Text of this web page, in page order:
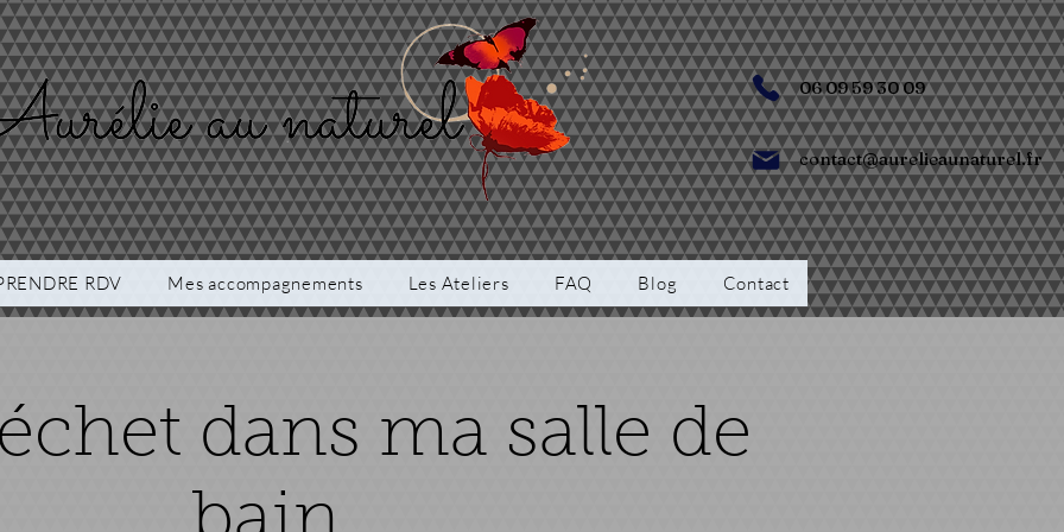
06 09 59 30 09
contact@aurelieaunaturel.fr
RDV Mes accompagnements Les Ateliers FAQ Blog Contact
dans ma salle de